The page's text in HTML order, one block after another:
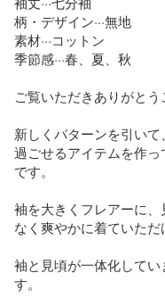
柄・デザイン···無地
素材···コットン
季節感···春、夏、秋
ご覧いただきありがとう
新しくパターンを引い
過ごせるアイテムを作
です。
袖を大きくフレアーに
なく爽やかに着ていただ
袖と見頃が一体化して
す。